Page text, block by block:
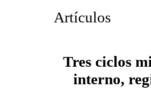
Artículos
Tres ciclos
interno,